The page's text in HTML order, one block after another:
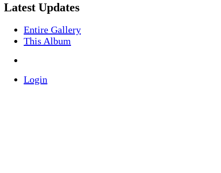
Latest Updates
Entire Gallery
This Album
Login